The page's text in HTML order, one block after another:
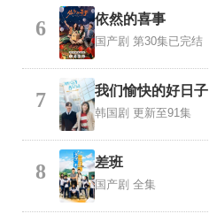
6 依然的喜事
国产剧 第30集已完结
7 我们愉快的好日子
韩国剧 更新至91集
8 差班
国产剧 全集